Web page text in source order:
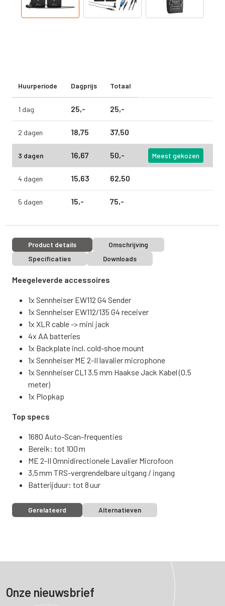
Huurperiode Dagprijs Totaal
1 dag 25,- 25,-
2 dagen 18,75 37,50
3 dagen 16,67 50,- Meest gekozen
4 dagen 15,63 62,50
5 dagen 15,- 75,-
Product details
Omschrijving
Specificaties
Downloads
Meegeleverde accessoires
1x Sennheiser EW112 G4 Sender
1x Sennheiser EW112/135 G4 receiver
1x XLR cable -> mini jack
4x AA batteries
1x Backplate incl. cold-shoe mount
1x Sennheiser ME 2-II lavalier microphone
1x Sennheiser CL1 3.5 mm Haakse Jack Kabel (0.5
meter)
1x Plopkap
Top specs
1680 Auto-Scan-frequenties
Bereik: tot 100 m
ME 2-II Omnidirectionele Lavalier Microfoon
3,5 mm TRS-vergrendelbare uitgang / ingang
Batterijduur: tot 8 uur
Gerelateerd Alternatieven
Onze nieuwsbrief